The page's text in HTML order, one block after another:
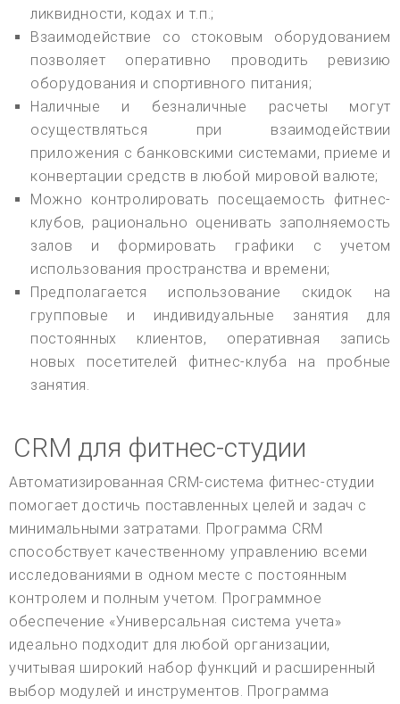
ликвидности, кодах и т.п.;
Взаимодействие со стоковым оборудованием
позволяет оперативно проводить ревизию
оборудования и спортивного питания;
Наличные и безналичные расчеты могут
осуществляться при взаимодействии
приложения с банковскими системами, приеме и
конвертации средств в любой мировой валюте;
Можно контролировать посещаемость фитнес-
клубов, рационально оценивать заполняемость
залов и формировать графики с учетом
использования пространства и времени;
Предполагается использование скидок на
групповые и индивидуальные занятия для
постоянных клиентов, оперативная запись
новых посетителей фитнес-клуба на пробные
занятия.
CRM для фитнес-студии
Автоматизированная CRM-система фитнес-студии
помогает достичь поставленных целей и задач с
минимальными затратами. Программа CRM
способствует качественному управлению всеми
исследованиями в одном месте с постоянным
контролем и полным учетом. Программное
обеспечение «Универсальная система учета»
идеально подходит для любой организации,
учитывая широкий набор функций и расширенный
выбор модулей и инструментов. Программа